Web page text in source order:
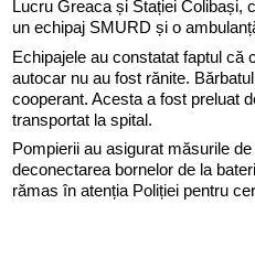
Lucru Greaca și Stației Colibași,
un echipaj SMURD și o
Echipajele au constatat faptul că
autocar nu au fost rănite.
cooperant. Acesta a fost preluat
transportat la spital.
Pompierii au asigurat măsurile
deconectarea bornelor de la
rămas în atenția Poliției pentru